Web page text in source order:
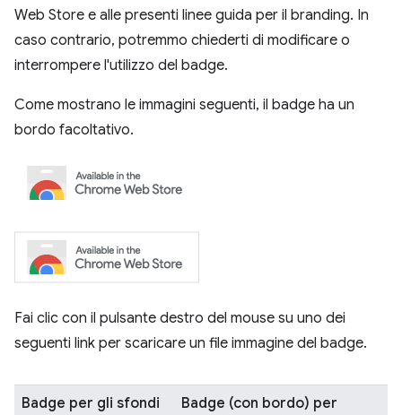
Web Store e alle presenti linee guida per il branding. In
caso contrario, potremmo chiederti di modificare o
interrompere l'utilizzo del badge.
Come mostrano le immagini seguenti, il badge ha un
bordo facoltativo.
Fai clic con il pulsante destro del mouse su uno dei
seguenti link per scaricare un file immagine del badge.
Badge per gli sfondi
Badge (con bordo) per